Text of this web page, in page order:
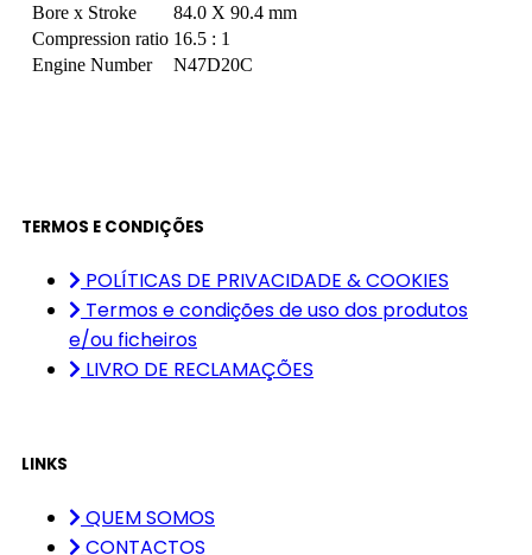
Bore x Stroke
84.0 X 90.4 mm
Compression ratio 16.5 : 1
Engine Number
N47D20C
TERMOS E CONDIÇÕES
POLÍTICAS DE PRIVACIDADE & COOKIES
Termos e condições de uso dos produtos
e/ou ficheiros
LIVRO DE RECLAMAÇÕES
LINKS
QUEM SOMOS
CONTACTOS